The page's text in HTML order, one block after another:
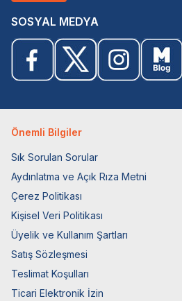
SOSYAL MEDYA
Önemli Bilgiler
Sık Sorulan Sorular
Aydınlatma ve Açık Rıza Metni
Çerez Politikası
Kişisel Veri Politikası
Üyelik ve Kullanım Şartları
Satış Sözleşmesi
Teslimat Koşulları
Ticari Elektronik İzin